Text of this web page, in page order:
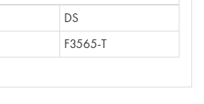
DS
F3565-T